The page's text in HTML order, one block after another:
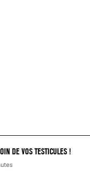
DE VOS TESTICULES !